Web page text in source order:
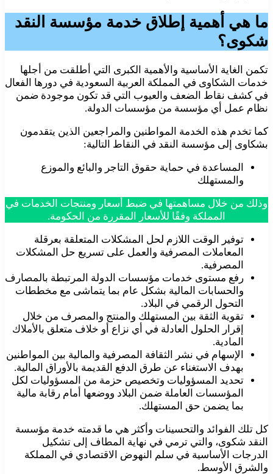
ما هي أهمية إطلاق خدمة مؤسسة النقد
شكوى؟
تكمن الغاية الأساسية والأهمية الكبرى التي أطلقت من أجلها
خدمات الشكاوى في المملكة العربية السعودية في دورها الفعال
في كشف نقاط الضعف والعيوب التي قد تكون موجودة ضمن
نظام عمل أي مؤسسة من مؤسسات الدولة.
كما تخدم هذه الخدمة المواطنين والمراجعين الذين يتقدمون
بشكاوى إلى مؤسسة النقد في النقاط التالية:
المساعدة في حماية حقوق التاجر والبائع والموزع
والمستهلك
وذلك من خلال مساهمتها في ضبط أسعار ومنتجات الخدمات في
المملكة وفقًا للأسعار المقررة من الحكومة.
توفير الوقت اللازم لحل المشكلات المتعلقة بعرقلة
المعاملات المصرفية والعمل على تسريع حل المشكلات
المصرفية.
رفع مستوى خدمات مؤسسات الدولة المرتبطة بالمصارف
والحسابات المالية بشكل عام بما يتماشى مع مخططات
التحول الرقمي في البلاد.
تقوية الثقة بين المستهلك والمنتج والمصرف من خلال
إقرار الحلول العادلة في أي نزاع أو خلاف متعلق بالأملاك
المادية.
الإسهام في نشر الثقافة المصرفية والمالية بين المواطنين
بهدف الاستغناء عن طرق الدفع القديمة بالأوراق المالية.
تحديد المسؤوليات وتخصيص حزمة من المسؤوليات لكل
المؤسسات العاملة ضمن البلاد ووضعها أمام رقابة مالية
بما يضمن حق المستهلك.
كل تلك الفوائد والتحسينات وأكثر هي ما قدمته خدمة مؤسسة
النقد شكوى، والتي ترمي في نهاية المطاف إلى تشكيل
الدرجات الأساسية في سلم النهوض الاقتصادي في المملكة
والشرق الأوسط.